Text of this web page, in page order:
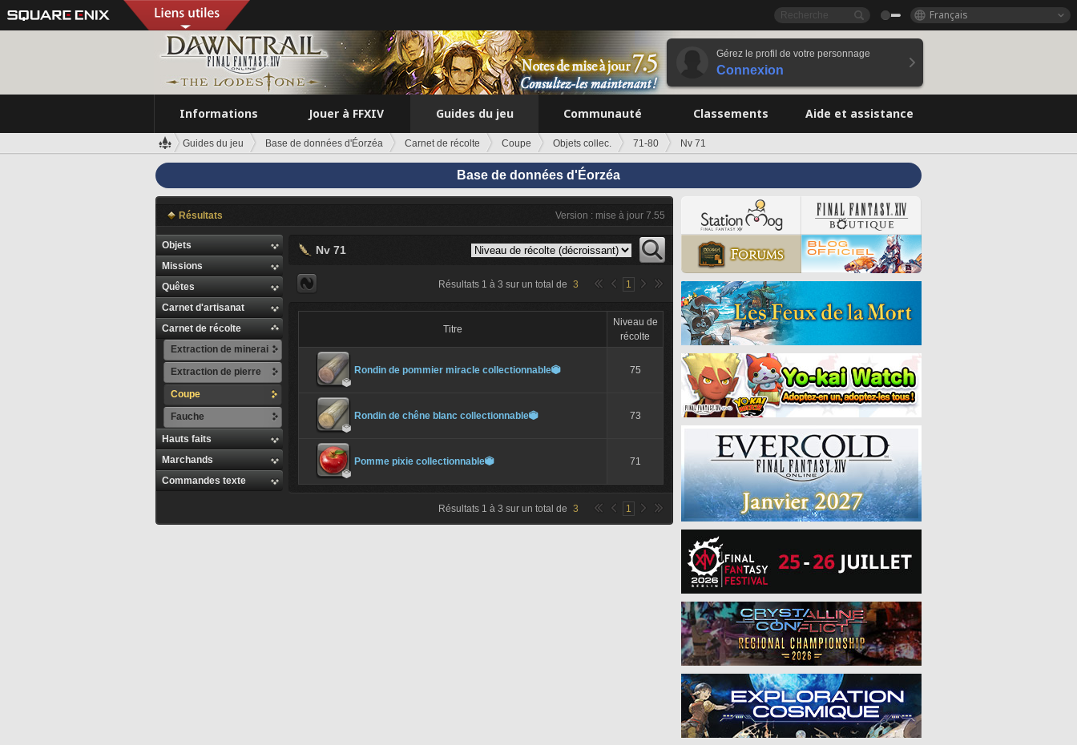
Français
Gérez le profil de votre personnage
Connexion
Informations Jouer à FFXIV Guides du jeu Communauté Classements Aide et assistance
Guides du jeu Base de données d'Éorzéa Carnet de récolte Coupe Objets collec. 71-80 Nv 71
Base de données d'Éorzéa
Résultats Version : mise à jour 7.55
Objets
Missions
Quêtes
Carnet d'artisanat
Carnet de récolte
Extraction de minerai
Extraction de pierre
Coupe
Fauche
Hauts faits
Marchands
Commandes texte
Nv 71
Résultats 1 à 3 sur un total de 3 1
Titre
Niveau de
récolte

Rondin de pommier miracle collectionnable 75

Rondin de chêne blanc collectionnable 73

Pomme pixie collectionnable 71
Résultats 1 à 3 sur un total de 3 1